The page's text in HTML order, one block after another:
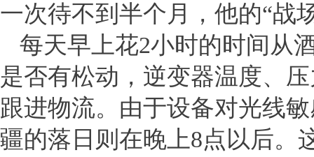
一次待不到半个月，他的“战
每天早上花2小时的时间从
是否有松动，逆变器温度、
跟进物流。由于设备对光线
疆的落日则在晚上8点以后。